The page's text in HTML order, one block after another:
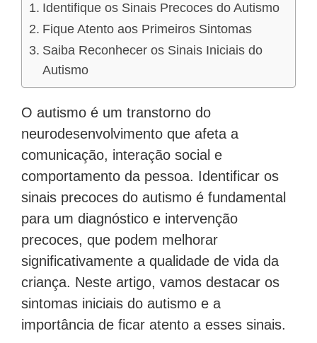
Identifique os Sinais Precoces do Autismo
Fique Atento aos Primeiros Sintomas
Saiba Reconhecer os Sinais Iniciais do
Autismo
O autismo é um transtorno do
neurodesenvolvimento que afeta a
comunicação, interação social e
comportamento da pessoa. Identificar os
sinais precoces do autismo é fundamental
para um diagnóstico e intervenção
precoces, que podem melhorar
significativamente a qualidade de vida da
criança. Neste artigo, vamos destacar os
sintomas iniciais do autismo e a
importância de ficar atento a esses sinais.